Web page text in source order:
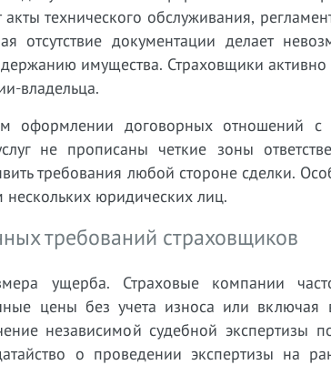
технического обслуживания,
отсутствие документации делает
имущества. Страховщики активно
владельца.
оформлении договорных отношений с
не прописаны четкие зоны
требования любой стороне сделки.
юридических лиц.
требований страховщиков
ущерба. Страховые компании
цены без учета износа или включая
независимой судебной экспертизы
о проведении экспертизы на